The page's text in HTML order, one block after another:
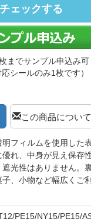
ェックする
までサンプル申込み可
シールのみ1枚です）
この商品につい
フィルムを使用した表
れ、中身が見え保存
光性はありません。
、小物など幅広くご
PE15/NY15/PE15/